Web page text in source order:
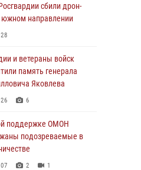
сбили дрон-
направлении
и ветераны войск
память генерала
Яковлева
6
поддержке ОМОН
подозреваемые в
2 1